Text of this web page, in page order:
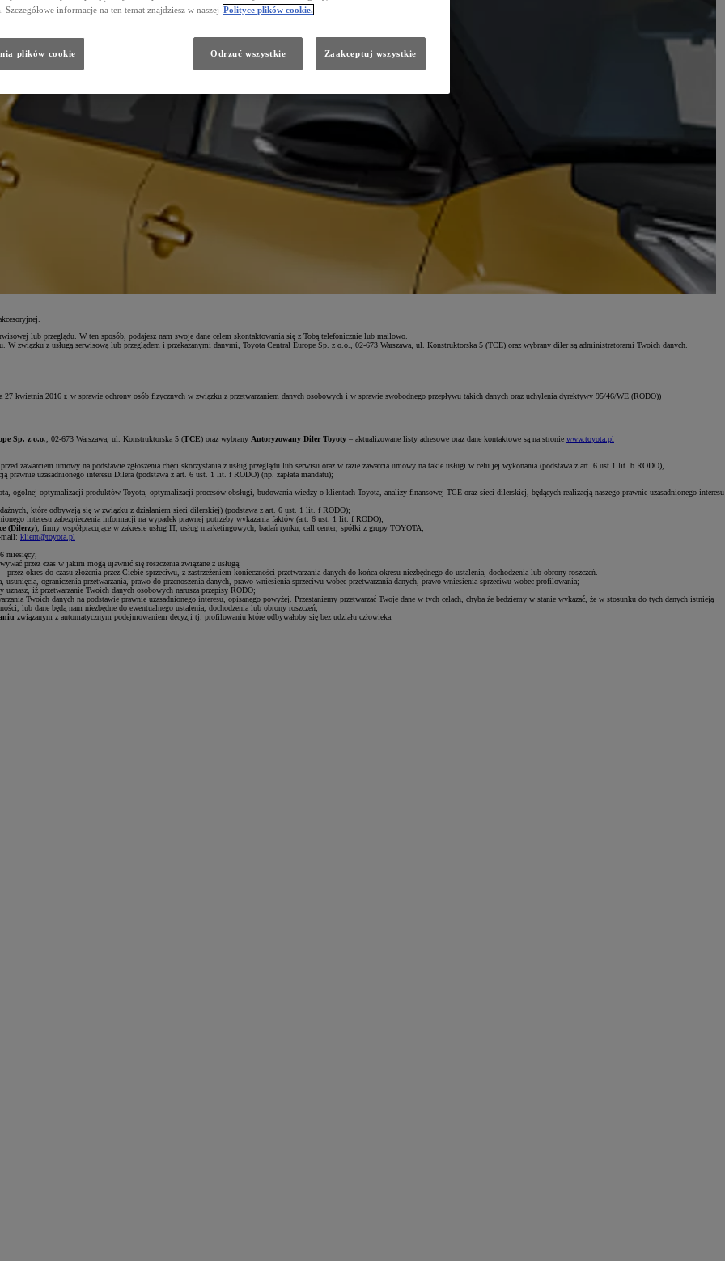
lub przeglądu. W ten sposób, podajesz nam swoje dane celem skontaktowania się z Tobą telefonicznie lub mailowo.
W związku z usługą serwisową lub przeglądem i przekazanymi danymi, Toyota Central Europe Sp. z o.o., 02-673 Warszawa, ul. Konstruktorska 5 (TCE) oraz wybrany diler są administratorami Twoich danych.
kwietnia 2016 r. w sprawie ochrony osób fizycznych w związku z przetwarzaniem danych osobowych i w sprawie swobodnego przepływu takich danych oraz uchylenia dyrektywy 95/46/WE (RODO))
Sp. z o.o. , 02-673 Warszawa, ul. Konstruktorska 5 (TCE) oraz wybrany Autoryzowany Diler Toyoty – aktualizowane listy adresowe oraz dane kontaktowe są na stronie www.toyota.pl
zawarciem umowy na podstawie zgłoszenia chęci skorzystania z usług przeglądu lub serwisu oraz w razie zawarcia umowy na takie usługi w celu jej wykonania (podstawa z art. 6 ust 1 lit. b RODO),
prawnie uzasadnionego interesu Dilera (podstawa z art. 6 ust. 1 lit. f RODO) (np. zapłata mandatu);
ogólnej optymalizacji produktów Toyota, optymalizacji procesów obsługi, budowania wiedzy o klientach Toyota, analizy finansowej TCE oraz sieci dilerskiej, będących realizacją naszego prawnie uzasadnionego interesu
które odbywają się w związku z działaniem sieci dilerskiej) (podstawa z art. 6 ust. 1 lit. f RODO);
interesu zabezpieczenia informacji na wypadek prawnej potrzeby wykazania faktów (art. 6 ust. 1 lit. f RODO);
(Dilerzy) , firmy współpracujące w zakresie usług IT, usług marketingowych, badań rynku, call center, spółki z grupy TOYOTA;
mail: klient@toyota.pl
miesięcy;
przez czas w jakim mogą ujawnić się roszczenia związane z usługą;
okres do czasu złożenia przez Ciebie sprzeciwu, z zastrzeżeniem konieczności przetwarzania danych do końca okresu niezbędnego do ustalenia, dochodzenia lub obrony roszczeń.
ograniczenia przetwarzania, prawo do przenoszenia danych, prawo wniesienia sprzeciwu wobec przetwarzania danych, prawo wniesienia sprzeciwu wobec profilowania;
iż przetwarzanie Twoich danych osobowych narusza przepisy RODO;
Twoich danych na podstawie prawnie uzasadnionego interesu, opisanego powyżej. Przestaniemy przetwarzać Twoje dane w tych celach, chyba że będziemy w stanie wykazać, że w stosunku do tych danych istnieją
lub dane będą nam niezbędne do ewentualnego ustalenia, dochodzenia lub obrony roszczeń;
związanym z automatycznym podejmowaniem decyzji tj. profilowaniu które odbywałoby się bez udziału człowieka.
Szczegółowe informacje na ten temat znajdziesz w naszej Polityce plików cookie.
plików cookie Odrzuć wszystkie Zaakceptuj wszystkie